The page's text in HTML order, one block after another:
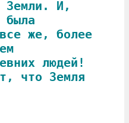
Земли. И,
была
же, более
людей!
что Земля